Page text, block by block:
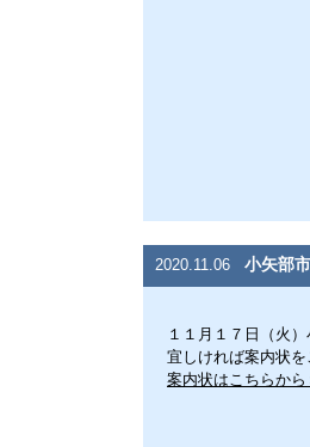
2020.11.06 小矢部
１１月１７日（火
宜しければ案内状を
案内状はこちらから